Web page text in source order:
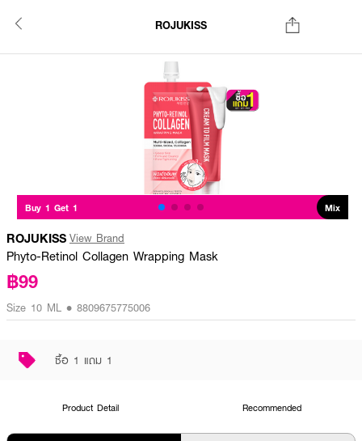
ROJUKISS
Buy 1 Get 1 Mix
ROJUKISS View Brand
Phyto-Retinol Collagen Wrapping Mask
฿99
Size 10 ML • 8809675775006
ซื้อ 1 แถม 1
Product Detail Recommended